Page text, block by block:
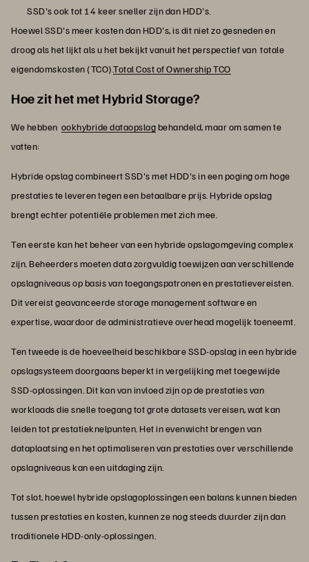
SSD's ook tot 14 keer sneller zijn dan HDD's.
Hoewel SSD's meer kosten dan HDD's, is dit niet zo gesneden en
droog als het lijkt als u het bekijkt vanuit het perspectief van totale
eigendomskosten (TCO).Total Cost of Ownership TCO
Hoe zit het met Hybrid Storage?
We hebben ookhybride dataopslagbehandeld, maar om samen te
vatten:
Hybride opslag combineert SSD's met HDD's in een poging om hoge
prestaties te leveren tegen een betaalbare prijs. Hybride opslag
brengt echter potentiële problemen met zich mee.
Ten eerste kan het beheer van een hybride opslagomgeving complex
zijn. Beheerders moeten data zorgvuldig toewijzen aan verschillende
opslagniveaus op basis van toegangspatronen en prestatievereisten.
Dit vereist geavanceerde storage management software en
expertise, waardoor de administratieve overhead mogelijk toeneemt.
Ten tweede is de hoeveelheid beschikbare SSD-opslag in een hybride
opslagsysteem doorgaans beperkt in vergelijking met toegewijde
SSD-oplossingen. Dit kan van invloed zijn op de prestaties van
workloads die snelle toegang tot grote datasets vereisen, wat kan
leiden tot prestatieknelpunten. Het in evenwicht brengen van
dataplaatsing en het optimaliseren van prestaties over verschillende
opslagniveaus kan een uitdaging zijn.
Tot slot, hoewel hybride opslagoplossingen een balans kunnen bieden
tussen prestaties en kosten, kunnen ze nog steeds duurder zijn dan
traditionele HDD-only-oplossingen.